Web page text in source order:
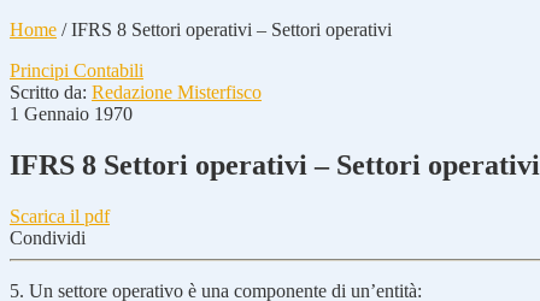
Home /IFRS 8 Settori operativi – Settori operativi
Principi Contabili
Scritto da: Redazione Misterfisco
1 Gennaio 1970
IFRS 8 Settori operativi – Settori operativi
Scarica il pdf
Condividi
5. Un settore operativo è una componente di un’entità: